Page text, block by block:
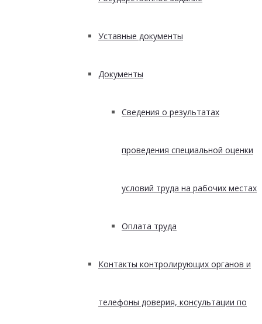
Уставные документы
Документы
Сведения о результатах
проведения специальной оценки
условий труда на рабочих местах
Оплата труда
Контакты контролирующих органов и
телефоны доверия, консультации по